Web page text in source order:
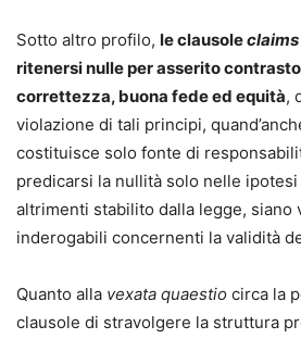
Sotto altro profilo, le clausole
ritenersi nulle per asserito
correttezza, buona fede ed equità,
violazione di tali principi,
costituisce solo fonte di
predicarsi la nullità solo nelle
altrimenti stabilito dalla legge, siano
inderogabili concernenti la validità
Quanto alla vexata quaestio circa la
clausole di stravolgere la struttura